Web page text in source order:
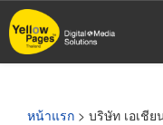
ข้าม
ไป
หน้าแรก > บริษัท เอเชี